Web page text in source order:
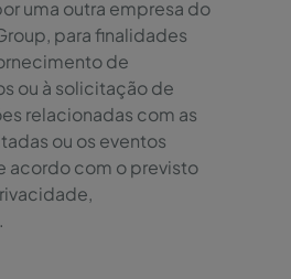
uma outra empresa do
para finalidades
de
ou à solicitação de
relacionadas com as
ou os eventos
acordo com o previsto
.